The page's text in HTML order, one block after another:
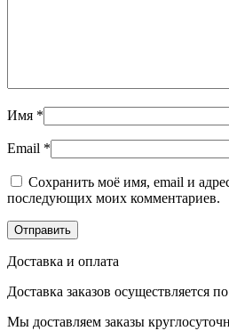
Имя *
Email *
Сохранить моё имя, email и
последующих моих комментариев.
Доставка и оплата
Доставка заказов осуществляется
Мы доставляем заказы